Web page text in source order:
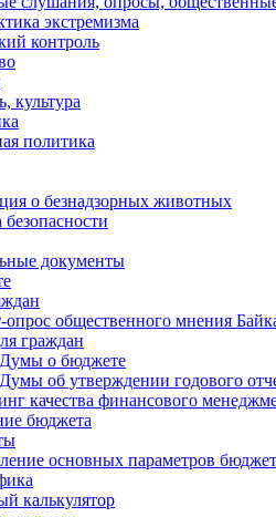
экстремизма
контроль
культура
политика
о безнадзорных животных
документы
опрос общественного мнения
граждан
о бюджете
об утверждении годового
качества финансового
бюджета
основных параметров
калькулятор